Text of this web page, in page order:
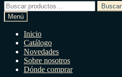
Buscar
por:
Buscar
Menú
Inicio
Catálogo
Novedades
Sobre nosotros
Dónde comprar